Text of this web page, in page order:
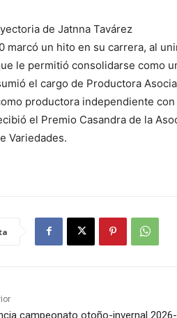
de Jatnna Tavárez
marcó un hito en su carrera, al
le permitió consolidarse como
el cargo de Productora
productora independiente
el Premio Casandra de la
Variedades.
campeonato otoño-invernal 2026-